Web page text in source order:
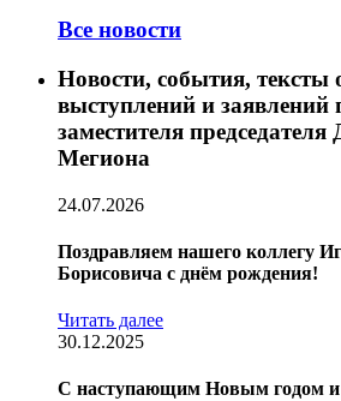
Все новости
Новости, события,
выступлений и заявлений
заместителя
Мегиона
24.07.2026
Поздравляем нашего коллегу
Борисовича с днём рождения!
Читать далее
30.12.2025
С наступающим Новым годом и